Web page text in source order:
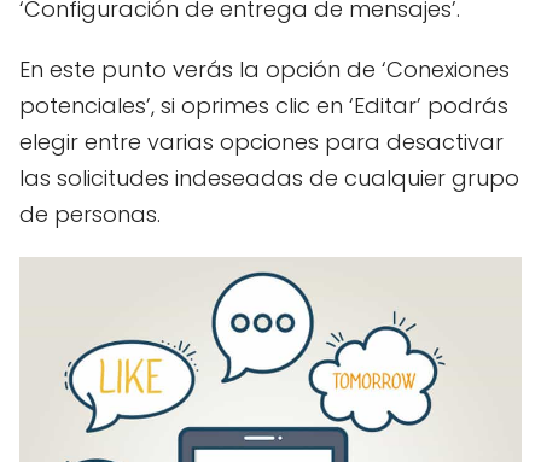
‘Configuración de entrega de mensajes’.
En este punto verás la opción de ‘Conexiones
potenciales’, si oprimes clic en ‘Editar’ podrás
elegir entre varias opciones para desactivar
las solicitudes indeseadas de cualquier grupo
de personas.